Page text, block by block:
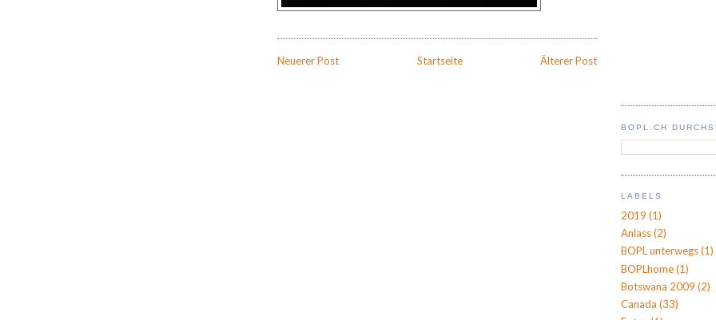
Neuerer Post Älterer Post
Startseite
BOPL.CH
LABELS
2019 (1)
Anlass(2)
BOPL unterwegs(1)
BOPLhome(1)
Botswana 2009 (2)
Canada (33)